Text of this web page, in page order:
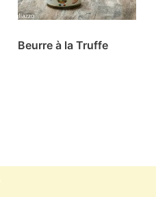
Beurre à la Truffe